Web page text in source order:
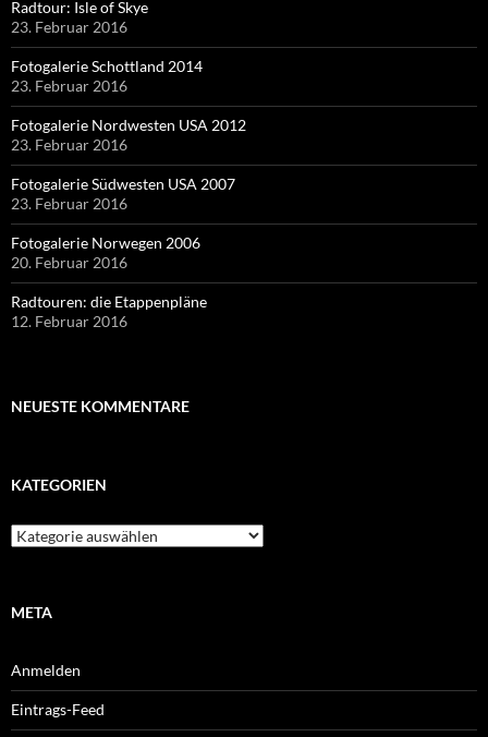
Radtour: Isle of Skye
23. Februar 2016
Fotogalerie Schottland 2014
23. Februar 2016
Fotogalerie Nordwesten USA 2012
23. Februar 2016
Fotogalerie Südwesten USA 2007
23. Februar 2016
Fotogalerie Norwegen 2006
20. Februar 2016
Radtouren: die Etappenpläne
12. Februar 2016
NEUESTE KOMMENTARE
KATEGORIEN
Kategorien
META
Anmelden
Eintrags-Feed